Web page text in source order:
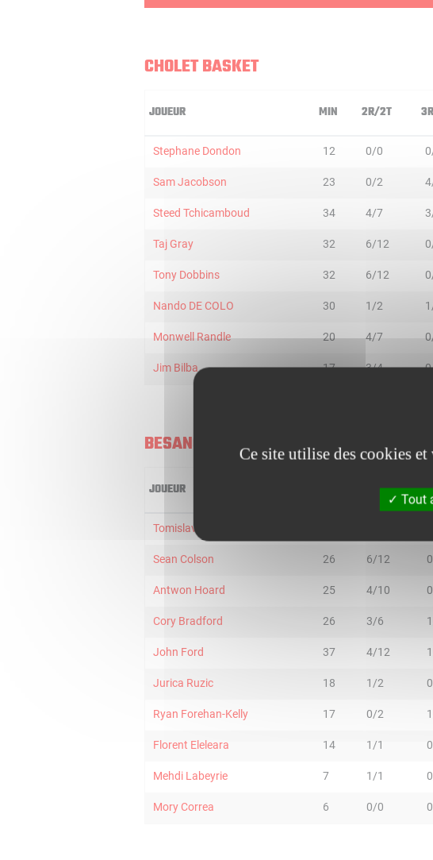
CHOLET BASKET
JOUEUR MIN 2R/2T
Stephane Dondon 12 0/0
Sam Jacobson 23 0/2
Steed Tchicamboud 34 4/7
Taj Gray 32 6/12
Tony Dobbins 32 6/12
Nando DE COLO 30 1/2
Monwell Randle 20 4/7
Jim Bilba 17 3/4
BESANÇON
JOUEUR 2R/2T
Tomislav Ruzic
Sean Colson 26 6/12
Antwon Hoard 25 4/10
Cory Bradford 26 3/6
John Ford 37 4/12
Jurica Ruzic 18 1/2
Ryan Forehan-Kelly 17 0/2
Florent Eleleara 14 1/1
Mehdi Labeyrie 7 1/1
Mory Correa 6 0/0
Ce site utilise des cookies
Tout